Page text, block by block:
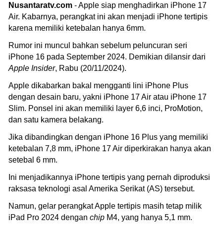
Nusantaratv.com - Apple siap menghadirkan iPhone 17
Air. Kabarnya, perangkat ini akan menjadi iPhone tertipis
karena memiliki ketebalan hanya 6mm.
Rumor ini muncul bahkan sebelum peluncuran seri
iPhone 16 pada September 2024. Demikian dilansir dari
Apple Insider, Rabu (20/11/2024).
Apple dikabarkan bakal mengganti lini iPhone Plus
dengan desain baru, yakni iPhone 17 Air atau iPhone 17
Slim. Ponsel ini akan memiliki layer 6,6 inci, ProMotion,
dan satu kamera belakang.
Jika dibandingkan dengan iPhone 16 Plus yang memiliki
ketebalan 7,8 mm, iPhone 17 Air diperkirakan hanya akan
setebal 6 mm.
Ini menjadikannya iPhone tertipis yang pernah diproduksi
raksasa teknologi asal Amerika Serikat (AS) tersebut.
Namun, gelar perangkat Apple tertipis masih tetap milik
iPad Pro 2024 dengan chip M4, yang hanya 5,1 mm.